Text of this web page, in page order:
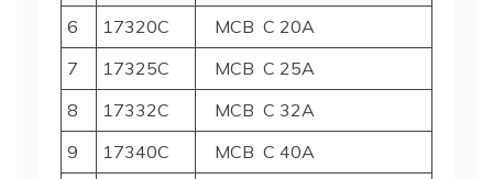
6
17320C
MCB C 20A
7
17325C
MCB C 25A
8
17332C
MCB C 32A
9
17340C
MCB C 40A